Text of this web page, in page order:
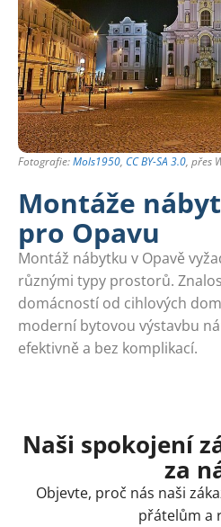
Fotografie:Mols1950, CC BY-SA 3.0, přes
Montáže
pro Opavu
Montáž nábytku v Opavě
různými typy prostorů.
domácností od cihlových
moderní bytovou výstavbu
efektivně a bez komplikací.
Naši spokojení
za
Objevte, proč nás naši
přátelům a